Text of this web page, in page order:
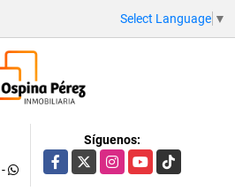
Select Language ▼
-
Síguenos:
Facebook
X InstagramYouTubeTikTok